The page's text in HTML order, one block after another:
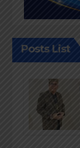
Posts List